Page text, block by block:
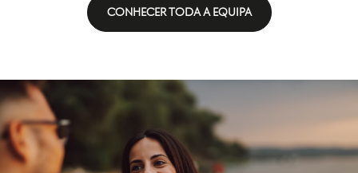
CONHECER TODA A EQUIPA